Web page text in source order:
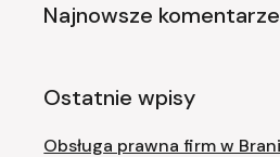
Najnowsze komentarze
Ostatnie wpisy
Obsługa prawna firm w